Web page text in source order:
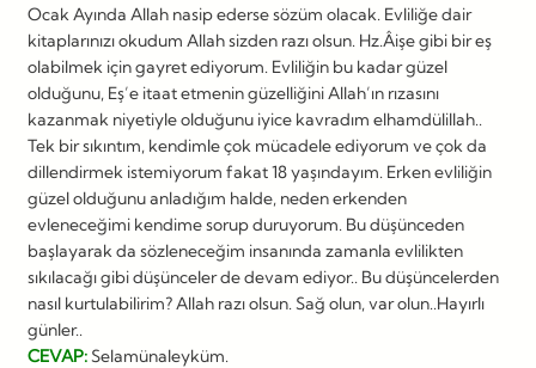
Ocak Ayında Allah nasip ederse sözüm olacak. Evliliğe dair
kitaplarınızı okudum Allah sizden razı olsun. Hz.Âişe gibi bir eş
olabilmek için gayret ediyorum. Evliliğin bu kadar güzel
olduğunu, Eş’e itaat etmenin güzelliğini Allah’ın rızasını
kazanmak niyetiyle olduğunu iyice kavradım elhamdülillah..
Tek bir sıkıntım, kendimle çok mücadele ediyorum ve çok da
dillendirmek istemiyorum fakat 18 yaşındayım. Erken evliliğin
güzel olduğunu anladığım halde, neden erkenden
evleneceğimi kendime sorup duruyorum. Bu düşünceden
başlayarak da sözleneceğim insanında zamanla evlilikten
sıkılacağı gibi düşünceler de devam ediyor.. Bu düşüncelerden
nasıl kurtulabilirim? Allah razı olsun. Sağ olun, var olun..Hayırlı
günler..
CEVAP:Selamünaleyküm.